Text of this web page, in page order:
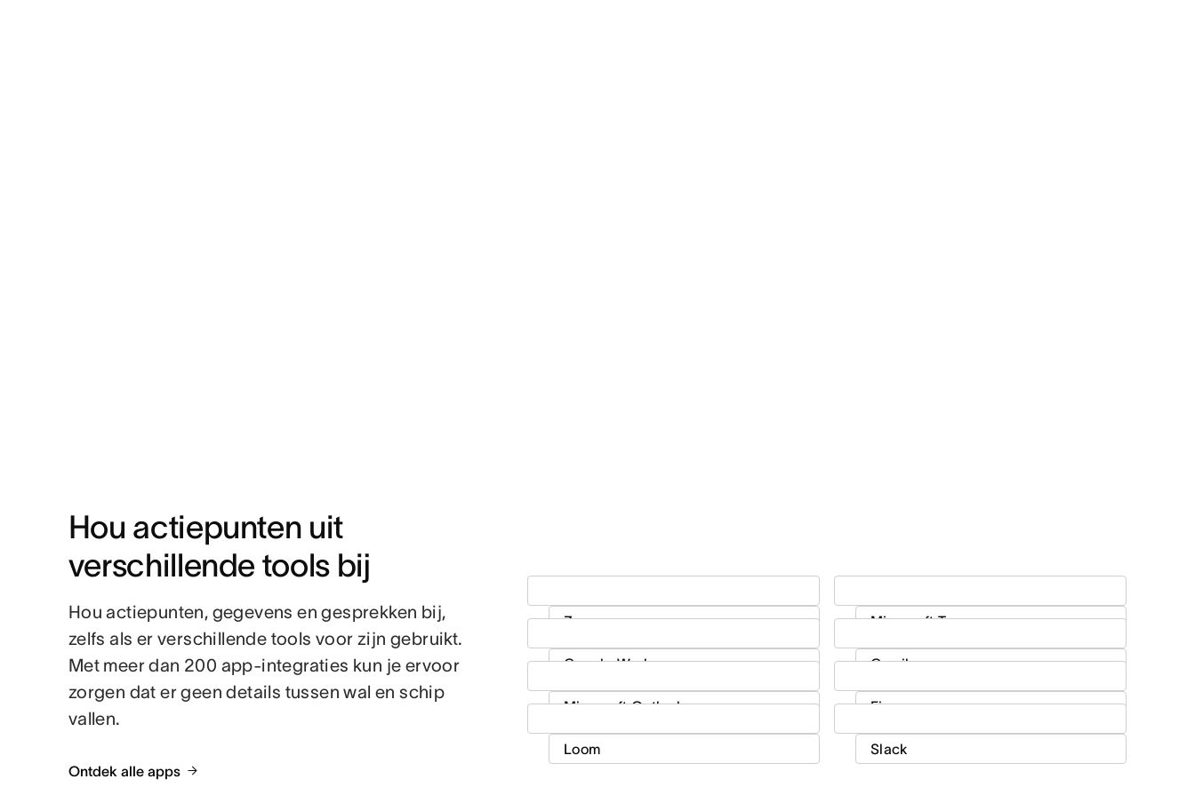
Hou actiepunten uit
verschillende tools bij
Hou actiepunten, gegevens en gesprekken bij,
zelfs als er verschillende tools voor zijn gebruikt.
Met meer dan 200 app-integraties kun je ervoor
zorgen dat er geen details tussen wal en schip
vallen.
Ontdek alle apps